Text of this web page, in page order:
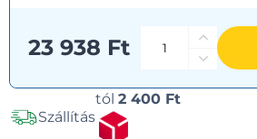
23 938 Ft
Szállítás
tól 2 400 Ft